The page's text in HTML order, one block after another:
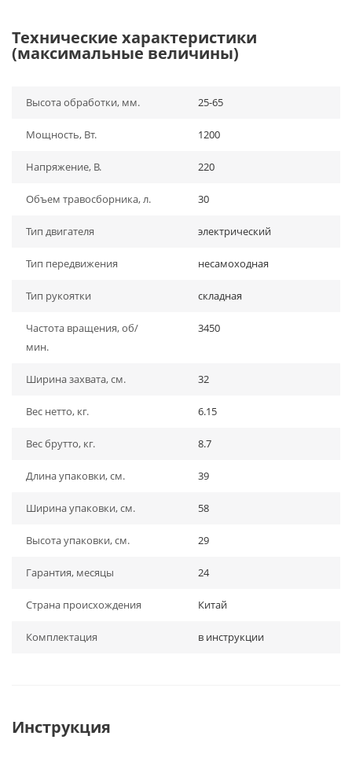
Технические характеристики
(максимальные величины)
Высота обработки, мм. 25-65
Мощность, Вт. 1200
Напряжение, В. 220
Объем травосборника, л. 30
Тип двигателя электрический
Тип передвижения несамоходная
Тип рукоятки складная
Частота вращения, об/
мин.
3450
Ширина захвата, см. 32
Вес нетто, кг. 6.15
Вес брутто, кг. 8.7
Длина упаковки, см. 39
Ширина упаковки, см. 58
Высота упаковки, см. 29
Гарантия, месяцы 24
Страна происхождения Китай
Комплектация в инструкции
Инструкция